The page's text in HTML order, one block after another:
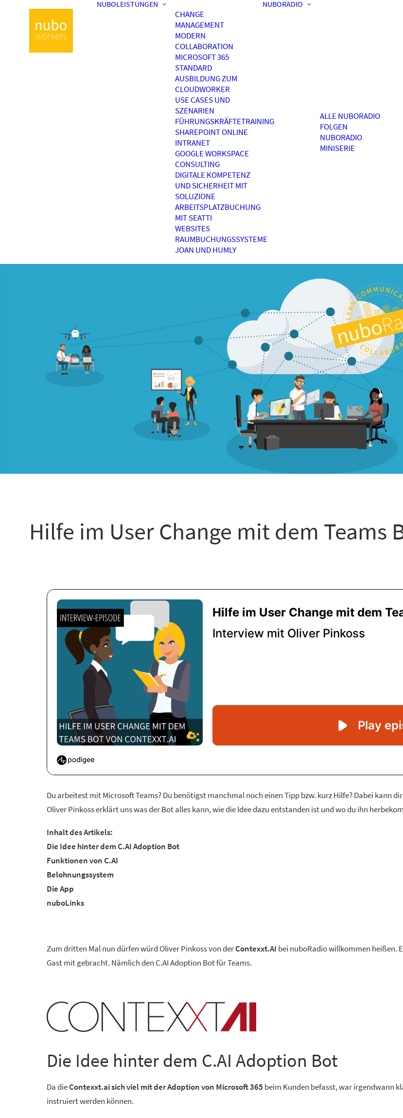
NUBOLEISTUNGEN
CHANGE
MANAGEMENT
MODERN
COLLABORATION
MICROSOFT 365
STANDARD
AUSBILDUNG ZUM
CLOUDWORKER
USE CASES UND
SZENARIEN
FÜHRUNGSKRÄFTETRAINING
SHAREPOINT ONLINE
INTRANET
GOOGLE WORKSPACE
CONSULTING
DIGITALE KOMPETENZ
UND SICHERHEIT MIT
SOLUZIONE
ARBEITSPLATZBUCHUNG
MIT SEATTI
WEBSITES
RAUMBUCHUNGSSYSTEME
JOAN UND HUMLY
NUBORADIO
ALLE NUBORADIO
FOLGEN
NUBORADIO
MINISERIE
Hilfe im User Change mit dem Teams
Du arbeitest mit Microsoft Teams? Du benötigst manchmal noch einen Tipp bzw. kurz Hilfe? Dabei kann dir
Oliver Pinkoss erklärt uns was der Bot alles kann, wie die Idee dazu entstanden ist und wo du ihn
Inhalt des Artikels:
Die Idee hinter dem C.AI Adoption Bot
Funktionen von C.AI
Belohnungssystem
Die App
nuboLinks
Zum dritten Mal nun dürfen würd Oliver Pinkoss von derContexxt.AI bei nuboRadio willkommen heißen.
Gast mit gebracht. Nämlich den C.AI Adoption Bot für Teams.
Die Idee hinter dem C.AI Adoption Bot
Da dieContexxt.ai sich viel mit der Adoption von Microsoft 365 beim Kunden befasst, war irgendwann
instruiert werden können.